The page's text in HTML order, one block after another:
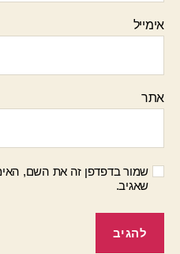
אימייל
אתר
שמור בדפדפן זה את השם,
שאגיב.